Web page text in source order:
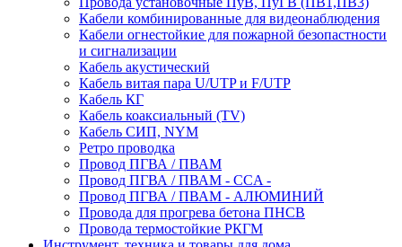
Кабели комбинированные для видеонаблюдения
Кабели огнестойкие для пожарной безопастности
и сигнализации
Кабель акустический
Кабель витая пара U/UTP и F/UTP
Кабель КГ
Кабель коаксиальный (TV)
Кабель СИП, NYM
Ретро проводка
Провод ПГВА / ПВАМ
Провод ПГВА / ПВАМ - CCA -
Провод ПГВА / ПВАМ - АЛЮМИНИЙ
Провода для прогрева бетона ПНСВ
Провода термостойкие РКГМ